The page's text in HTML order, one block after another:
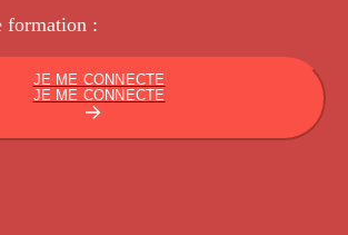
formation :
JE ME CONNECTE
JE ME CONNECTE